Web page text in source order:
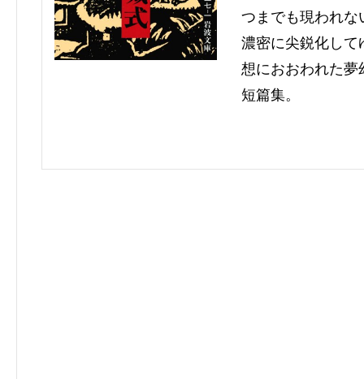
つまでも現われな
濃密に尖鋭化して
想におおわれた夢
短篇集。